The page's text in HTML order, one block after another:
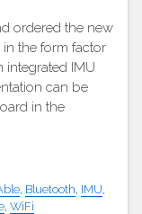
ordered the new
the form factor
integrated IMU
can be
in the
, Bluetooth, IMU,
, WiFi